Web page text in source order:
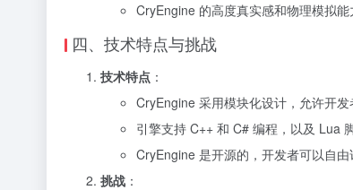
CryEngine 的高度真实感和物理模拟
四、技术特点与挑战
技术特点 ：
CryEngine 采用模块化设计，允许开发
引擎支持 C++ 和 C# 编程，以及 Lua
CryEngine 是开源的，开发者可以自
挑战 ：